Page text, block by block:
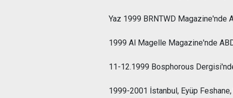
Yaz 1999 BRNTWD Magazine'nde
1999 Al Magelle Magazine'nde
11-12.1999 Bosphorous
1999-2001 İstanbul, Eyüp Feshane,